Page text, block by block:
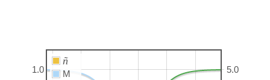
1.0 5.0
ñ
M